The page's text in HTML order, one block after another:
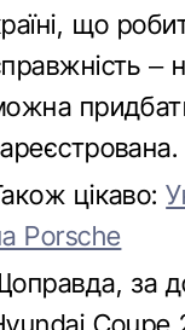
що
–
цікаво:
Porsche
за